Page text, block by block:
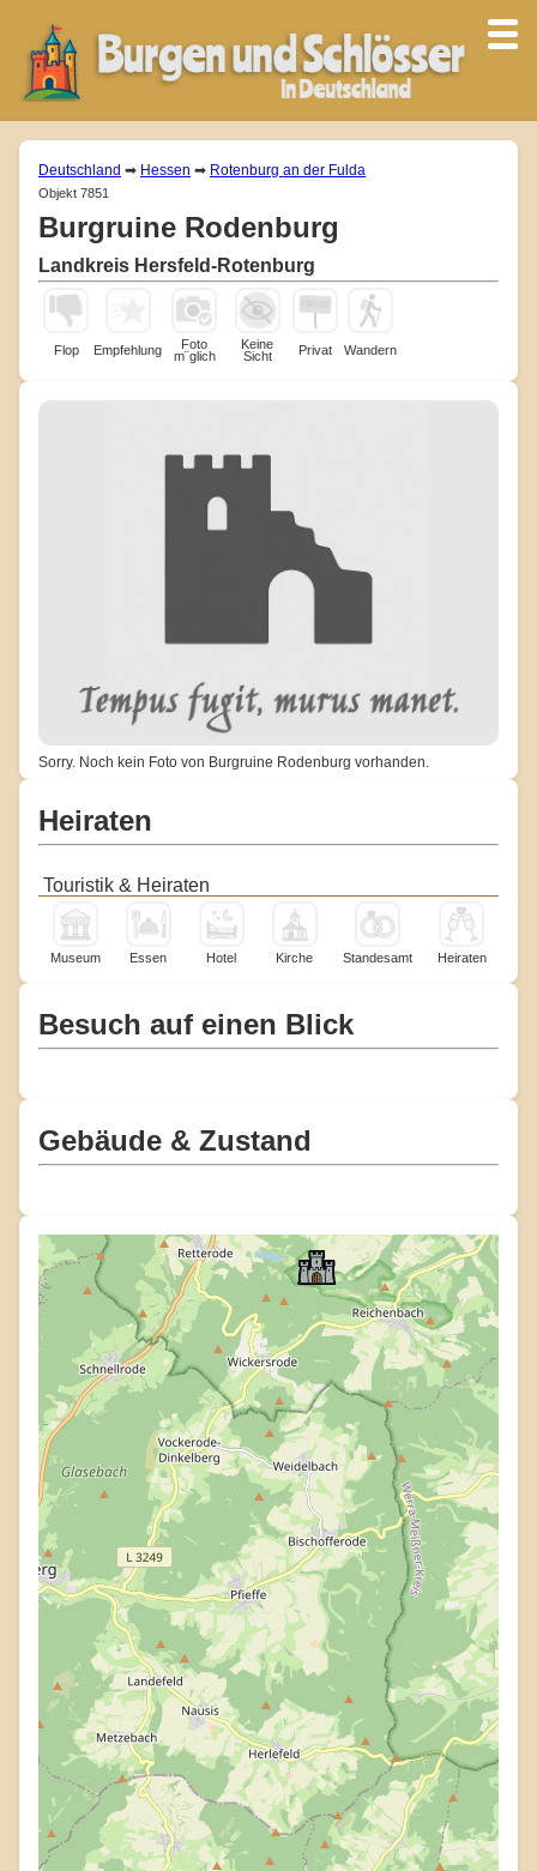
Deutschland ➡ Hessen ➡ Rotenburg an der Fulda
Objekt 7851
Burgruine Rodenburg
Landkreis Hersfeld-Rotenburg
Flop Empfehlung
Foto
m¨glich
Keine
Sicht
Privat Wandern
Sorry. Noch kein Foto von Burgruine Rodenburg vorhanden.
Heiraten
Touristik & Heiraten
Museum Essen Hotel Kirche Standesamt Heiraten
Besuch auf einen Blick
Gebäude & Zustand